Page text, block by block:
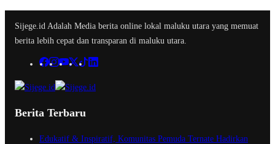
Sijege.id Adalah Media berita online lokal maluku utara yang memuat
berita lebih cepat dan transparan di maluku utara.
Berita Terbaru
Edukatif & Inspiratif, Komunitas Pemuda Ternate Hadirkan